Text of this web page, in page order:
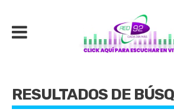
RESULTADOS DE